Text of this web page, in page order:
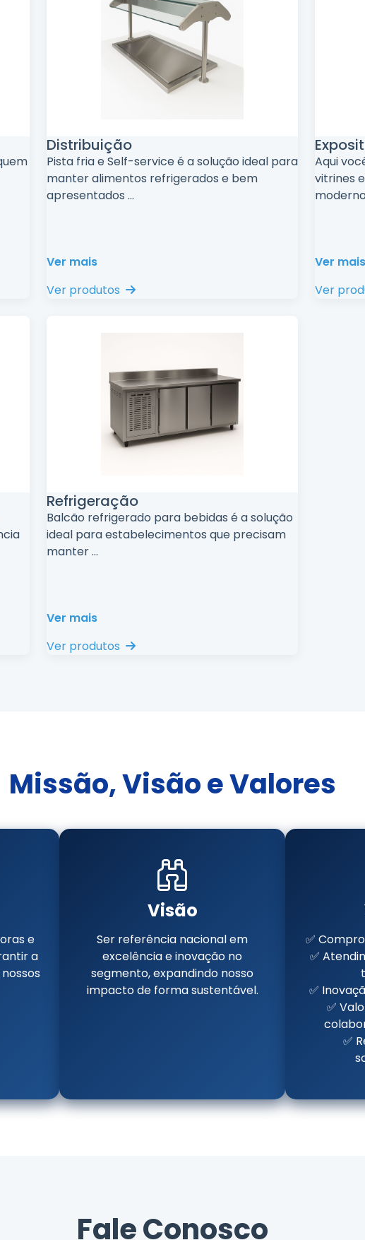
Distribuição
Pista fria e Self-service é a solução ideal para
manter alimentos refrigerados e bem
apresentados ...
Ver mais
Ver produtos
Aqui
vitrines
Ver mais
Ver
Refrigeração
Balcão refrigerado para bebidas é a solução
ideal para estabelecimentos que precisam
manter...
Ver mais
Ver produtos
Missão, Visão e Valores
e
a
Visão
Ser referência nacional em
excelência e inovação no
segmento, expandindo nosso
impacto de forma sustentável.
✅
✅
✅
✅
✅
Fale Conosco